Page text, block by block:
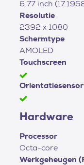
6.77 inch
Resolutie
2392 x 1080
Schermtype
AMOLED
Touchscreen
Orientatiesensor
Hardware
Processor
Octa-core
Werkgeheugen